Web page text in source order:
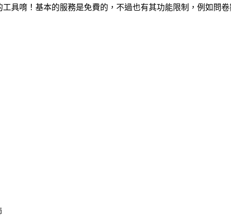
具唷！基本的服務是免費的，不過也有其功能限制，例如